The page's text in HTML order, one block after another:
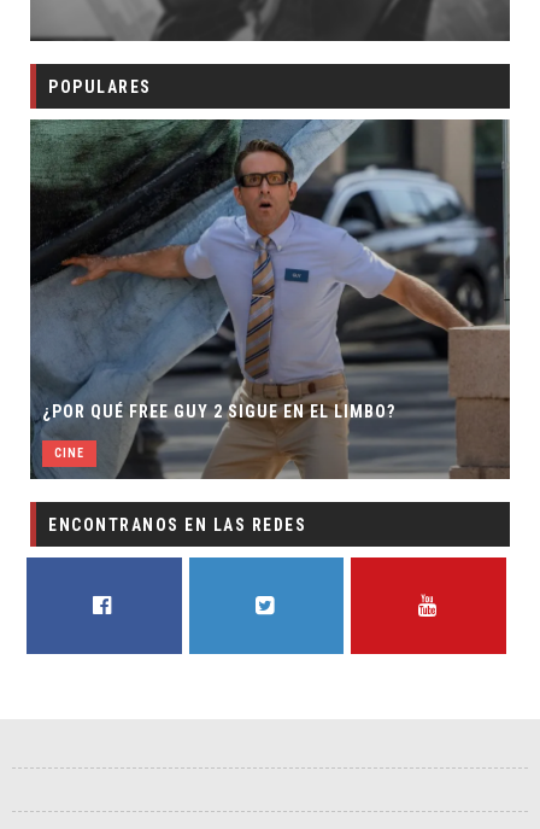
POPULARES
¿POR QUÉ FREE GUY 2 SIGUE EN EL LIMBO?
CINE
ENCONTRANOS EN LAS REDES